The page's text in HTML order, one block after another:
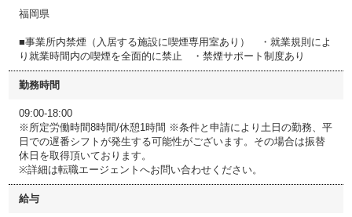
福岡県
■事業所内禁煙（入居する施設に喫煙専用室あり） ・就業規則によ
り就業時間内の喫煙を全面的に禁止 ・禁煙サポート制度あり
勤務時間
09:00-18:00
※所定労働時間8時間/休憩1時間 ※条件と申請により土日の勤務、平
日での遅番シフトが発生する可能性がございます。その場合は振替
休日を取得頂いております。
※詳細は転職エージェントへお問い合わせください。
給与